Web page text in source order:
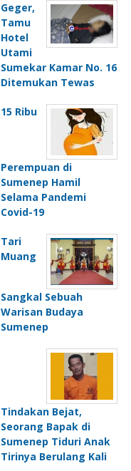
Geger,
Tamu
Hotel
Utami
Sumekar Kamar No. 16
Ditemukan Tewas
15 Ribu
Perempuan di
Sumenep Hamil
Selama Pandemi
Covid-19
Tari
Muang
Sangkal Sebuah
Warisan Budaya
Sumenep
Tindakan Bejat,
Seorang Bapak di
Sumenep Tiduri Anak
Tirinya Berulang Kali